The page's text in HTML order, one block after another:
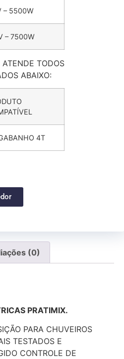
– 5500W
– 7500W
ATENDE TODOS
ABAIXO:
4T
(0)
PRATIMIX.
PARA CHUVEIROS
TESTADOS E
CONTROLE DE